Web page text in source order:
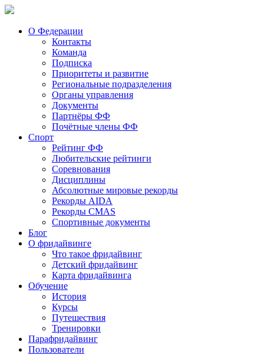
О Федерации
Контакты
Команда
Подписка
Приоритеты и развитие
Региональные подразделения
Органы управления
Документы
Партнёры ФФ
Почётные члены ФФ
Спорт
Рейтинг ФФ
Любительские рейтинги
Соревнования
Дисциплины
Абсолютные мировые рекорды
Рекорды AIDA
Рекорды CMAS
Спортивные документы
Блог
О фридайвинге
Что такое фридайвинг
Детский фридайвинг
Карта фридайвинга
Обучение
История
Курсы
Путешествия
Тренировки
Парафридайвинг
Пользователи